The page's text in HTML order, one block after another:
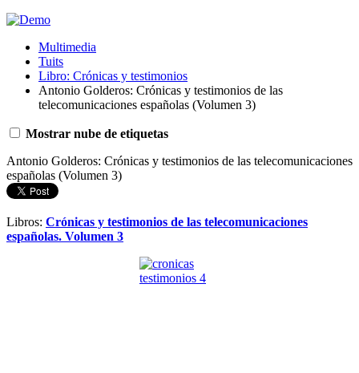
Multimedia
Tuits
Libro: Crónicas y testimonios
Antonio Golderos: Crónicas y testimonios de las
telecomunicaciones españolas (Volumen 3)
Mostrar nube de etiquetas
Antonio Golderos: Crónicas y testimonios de las telecomunicaciones
españolas (Volumen 3)
Libros: Crónicas y testimonios de las telecomunicaciones
españolas. Volumen 3